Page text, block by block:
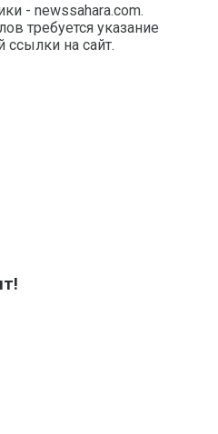
- newssahara.com.
требуется указание
ссылки на сайт.